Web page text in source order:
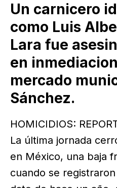
Un carnicero
como Luis
Lara fue
en
mercado
Sánchez.
HOMICIDIOS:
La última jornada
en México, una baja
cuando se